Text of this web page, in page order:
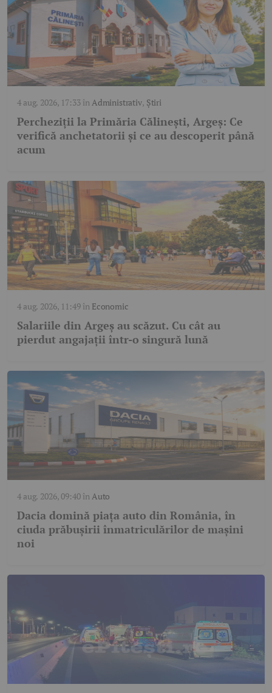
4 aug. 2026, 17:33în Administrativ, Știri
Percheziții la Primăria Călinești, Argeș: Ce
verifică anchetatorii și ce au descoperit până
acum
4 aug. 2026, 11:49în Economic
Salariile din Argeș au scăzut. Cu cât au
pierdut angajații într-o singură lună
4 aug. 2026, 09:40în Auto
Dacia domină piața auto din România, în
ciuda prăbușirii înmatriculărilor de mașini
noi